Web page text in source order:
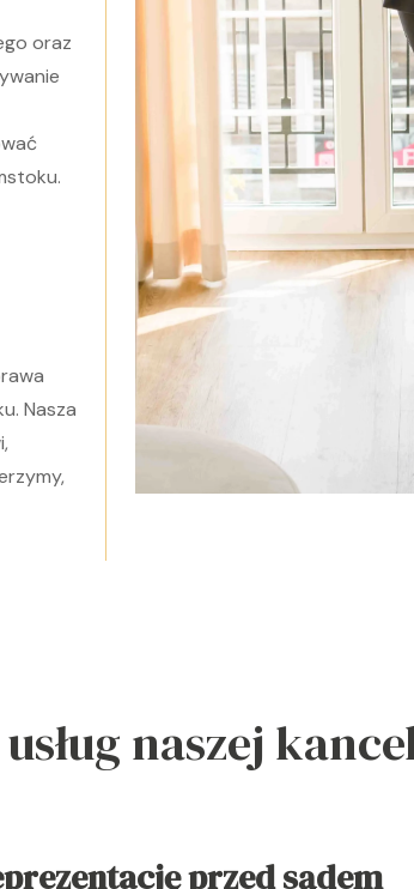
oraz
Nasza
naszej
przed sądem